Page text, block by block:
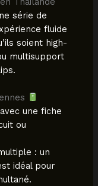
série de
fluide
soient high-
multisupport
une fiche
ou
: un
idéal pour